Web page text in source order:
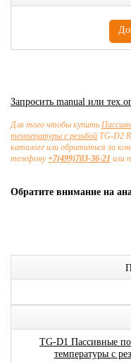
Запросить manual или
Для того чтобы купить
температуры с резьбой TG-D2
каталоге или обратиться за
телефону+7(499)703-36-21 или
Обратите внимание на
TG-D1 Пассивные
температуры с